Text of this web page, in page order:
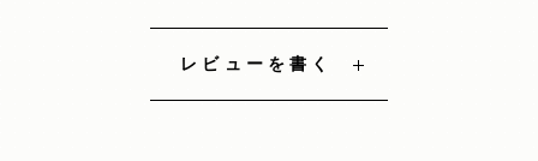
レビューを書く